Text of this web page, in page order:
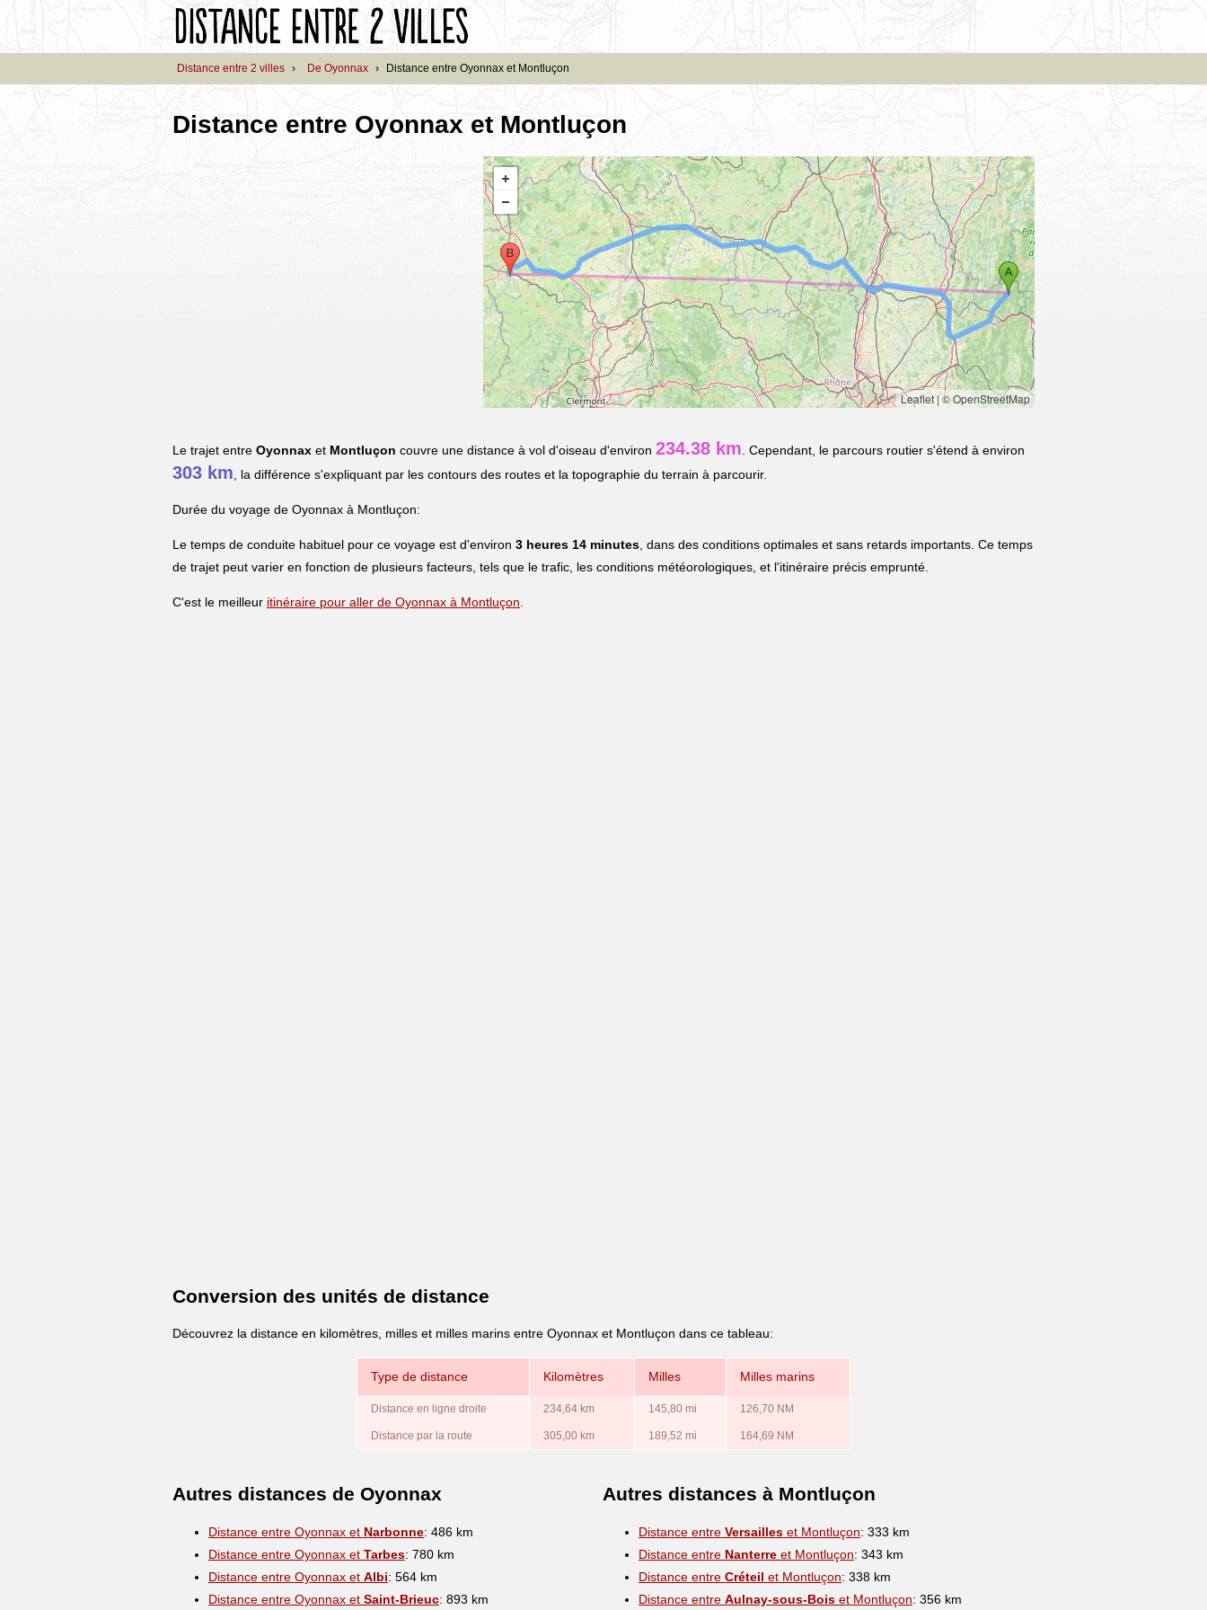
Distance entre 2 villes › De Oyonnax › Distance entre Oyonnax et Montluçon
Distance entre Oyonnax et Montluçon
Leaflet|© OpenStreetMap
Le trajet entre Oyonnax et Montluçon couvre une distance à vol d'oiseau d'environ 234.38 km . Cependant, le parcours routier s'étend à environ
303 km , la différence s'expliquant par les contours des routes et la topographie du terrain à parcourir.
Durée du voyage de Oyonnax à Montluçon:
Le temps de conduite habituel pour ce voyage est d'environ 3 heures 14 minutes , dans des conditions optimales et sans retards importants. Ce temps
de trajet peut varier en fonction de plusieurs facteurs, tels que le trafic, les conditions météorologiques, et l'itinéraire précis emprunté.
C'est le meilleur itinéraire pour aller de Oyonnax à Montluçon
Conversion des unités de distance
Découvrez la distance en kilomètres, milles et milles marins entre Oyonnax et Montluçon dans ce tableau:
Type de distance Kilomètres Milles Milles marins
Distance en ligne droite 234,64 km 145,80 mi 126,70 NM
Distance par la route 305,00 km 189,52 mi 164,69 NM
Autres distances de Oyonnax
Distance entre Oyonnax et Narbonne: 486 km
Distance entre Oyonnax et Tarbes: 780 km
Distance entre Oyonnax et Albi: 564 km
Distance entre Oyonnax et Saint-Brieuc: 893 km
Autres distances à Montluçon
Distance entre Versailles et Montluçon: 333 km
Distance entre Nanterre et Montluçon: 343 km
Distance entre Créteil et Montluçon: 338 km
Distance entre Aulnay-sous-Bois et Montluçon: 356 km